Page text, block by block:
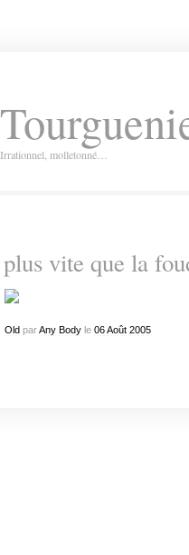
Irrationnel, molletonné…
plus vite que la
OldparAny Bodyle 06 Août 2005